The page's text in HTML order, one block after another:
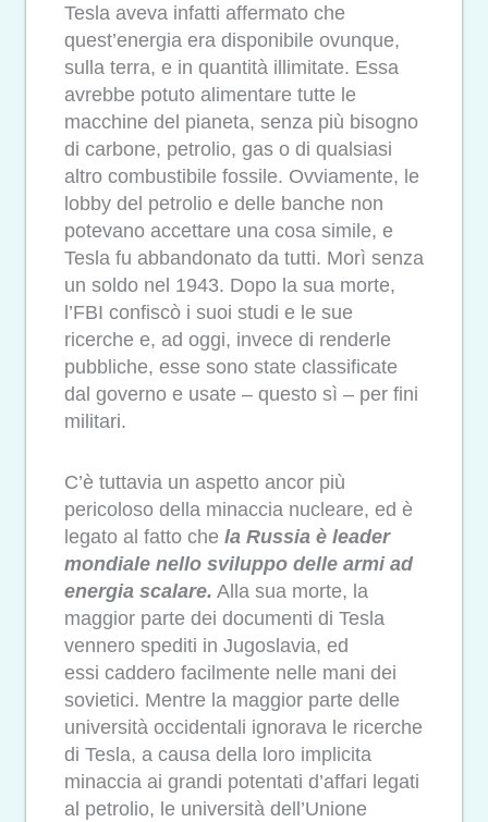
Tesla aveva infatti affermato che
quest’energia era disponibile ovunque,
sulla terra, e in quantità illimitate. Essa
avrebbe potuto alimentare tutte le
macchine del pianeta, senza più bisogno
di carbone, petrolio, gas o di qualsiasi
altro combustibile fossile. Ovviamente, le
lobby del petrolio e delle banche non
potevano accettare una cosa simile, e
Tesla fu abbandonato da tutti. Morì senza
un soldo nel 1943. Dopo la sua morte,
l’FBI confiscò i suoi studi e le sue
ricerche e, ad oggi, invece di renderle
pubbliche, esse sono state classificate
dal governo e usate – questo sì – per fini
militari.
C’è tuttavia un aspetto ancor più
pericoloso della minaccia nucleare, ed è
legato al fatto che la Russia è leader
mondiale nello sviluppo delle armi ad
energia scalare. Alla sua morte, la
maggior parte dei documenti di Tesla
vennero spediti in Jugoslavia, ed
essi caddero facilmente nelle mani dei
sovietici. Mentre la maggior parte delle
università occidentali ignorava le ricerche
di Tesla, a causa della loro implicita
minaccia ai grandi potentati d’affari legati
al petrolio, le università dell’Unione